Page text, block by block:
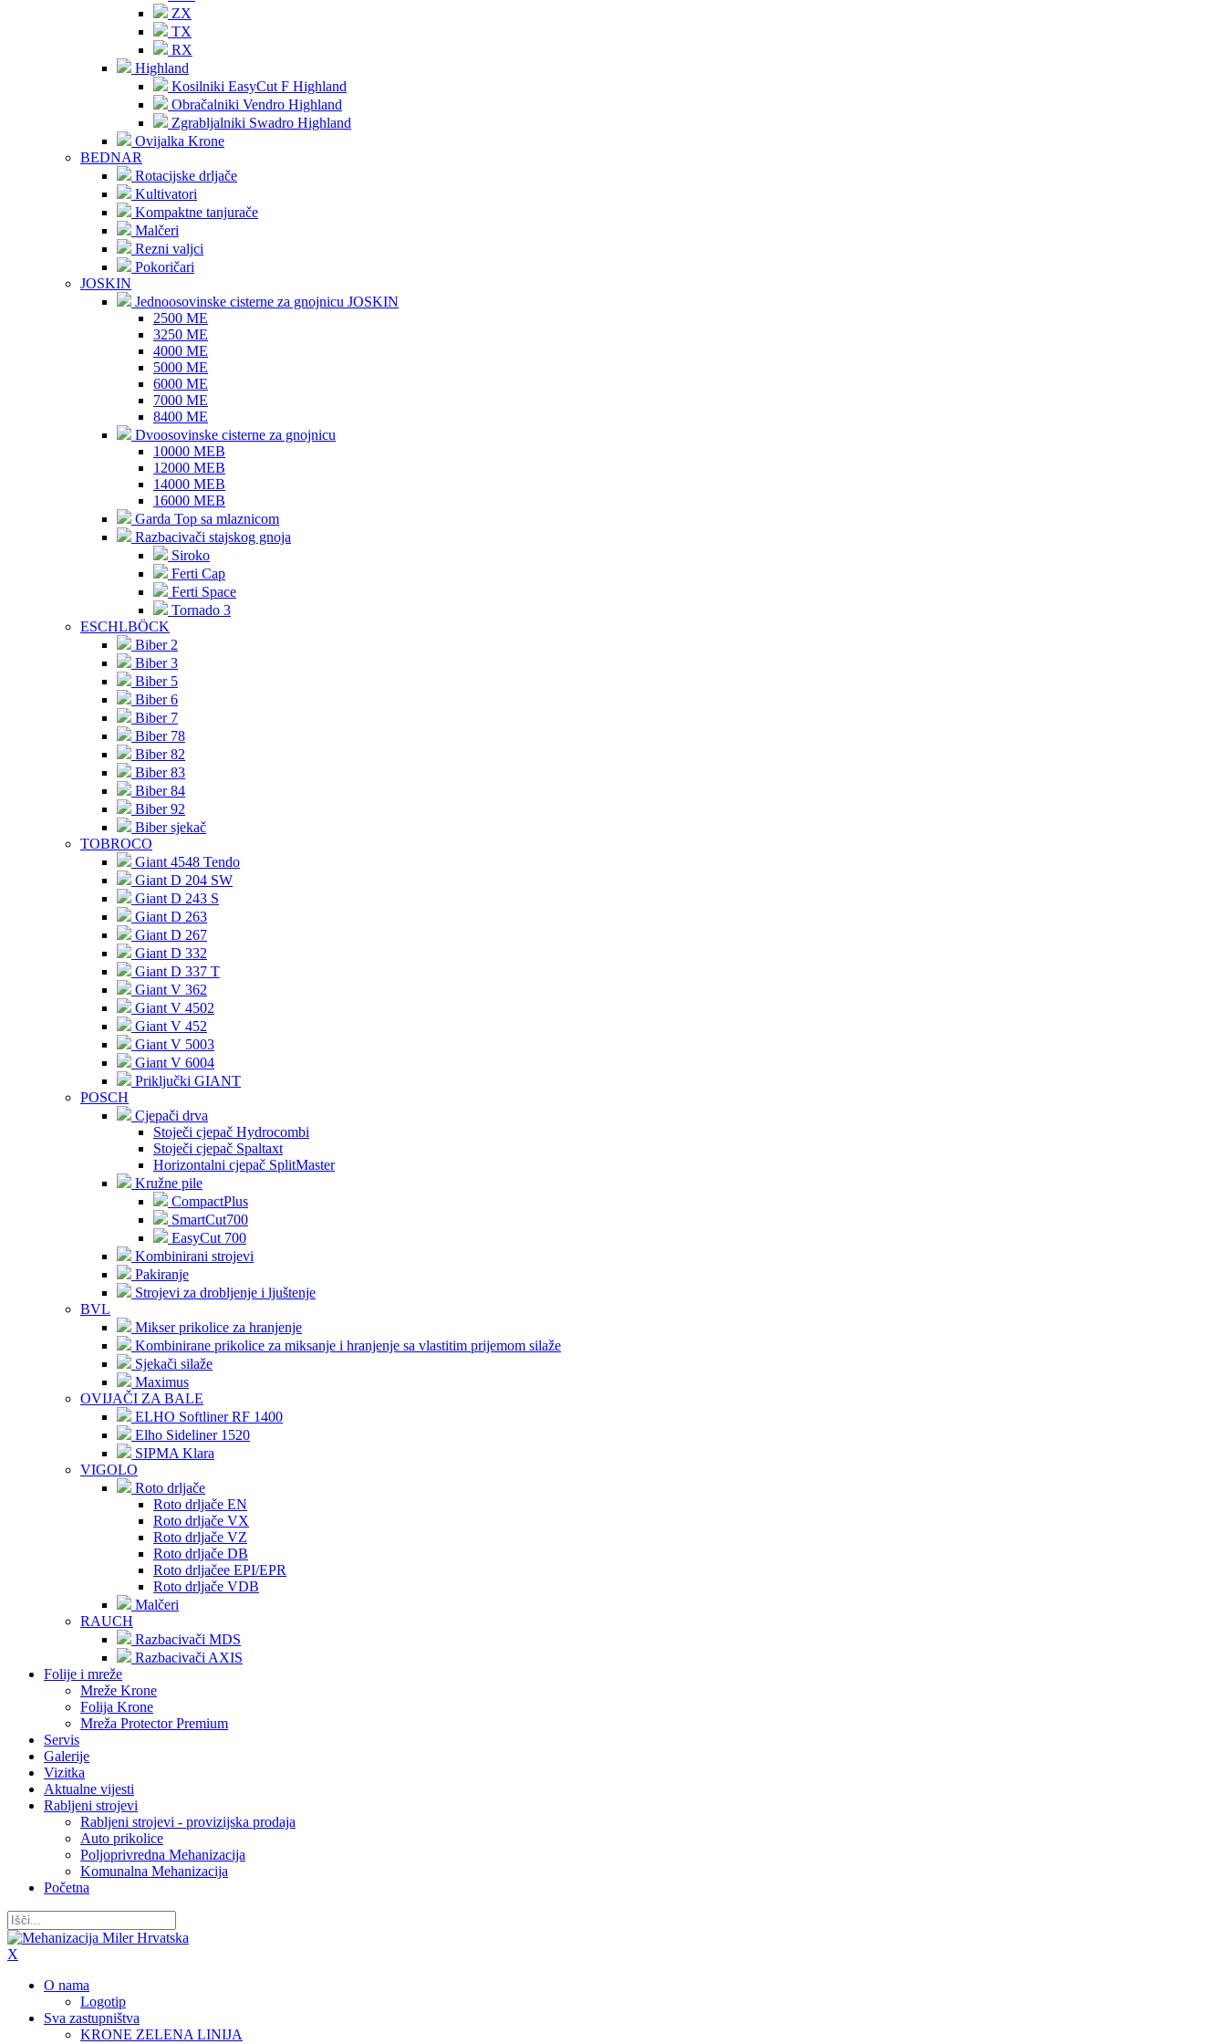
ZX
TX
RX
Highland
Kosilniki EasyCut F Highland
Obračalniki Vendro Highland
Zgrabljalniki Swadro Highland
Ovijalka Krone
BEDNAR
Rotacijske drljače
Kultivatori
Kompaktne tanjurače
Malčeri
Rezni valjci
Pokoričari
JOSKIN
Jednoosovinske cisterne za gnojnicu JOSKIN
2500 ME
3250 ME
4000 ME
5000 ME
6000 ME
7000 ME
8400 ME
Dvoosovinske cisterne za gnojnicu
10000 MEB
12000 MEB
14000 MEB
16000 MEB
Garda Top sa mlaznicom
Razbacivači stajskog gnoja
Siroko
Ferti Cap
Ferti Space
Tornado 3
ESCHLBÖCK
Biber 2
Biber 3
Biber 5
Biber 6
Biber 7
Biber 78
Biber 82
Biber 83
Biber 84
Biber 92
Biber sjekač
TOBROCO
Giant 4548 Tendo
Giant D 204 SW
Giant D 243 S
Giant D 263
Giant D 267
Giant D 332
Giant D 337 T
Giant V 362
Giant V 4502
Giant V 452
Giant V 5003
Giant V 6004
Priključki GIANT
POSCH
Cjepači drva
Stoječi cjepač Hydrocombi
Stoječi cjepač Spaltaxt
Horizontalni cjepač SplitMaster
Kružne pile
CompactPlus
SmartCut700
EasyCut 700
Kombinirani strojevi
Pakiranje
Strojevi za drobljenje i ljuštenje
BVL
Mikser prikolice za hranjenje
Kombinirane prikolice za miksanje i hranjenje sa vlastitim prijemom silaže
Sjekači silaže
Maximus
OVIJAČI ZA BALE
ELHO Softliner RF 1400
Elho Sideliner 1520
SIPMA Klara
VIGOLO
Roto drljače
Roto drljače EN
Roto drljače VX
Roto drljače VZ
Roto drljače DB
Roto drljačee EPI/EPR
Roto drljače VDB
Malčeri
RAUCH
Razbacivači MDS
Razbacivači AXIS
Folije i mreže
Mreže Krone
Folija Krone
Mreža Protector Premium
Servis
Galerije
Vizitka
Aktualne vijesti
Rabljeni strojevi
Rabljeni strojevi - provizijska prodaja
Auto prikolice
Poljoprivredna Mehanizacija
Komunalna Mehanizacija
Početna
X
O nama
Logotip
Sva zastupništva
KRONE ZELENA LINIJA